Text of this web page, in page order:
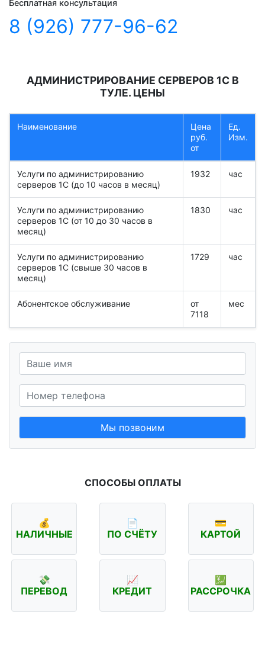
Бесплатная консультация
8 (926) 777-96-62
АДМИНИСТРИРОВАНИЕ СЕРВЕРОВ 1С В
ТУЛЕ. ЦЕНЫ
Наименование
Цена
руб.
от
Ед.
Изм.
Услуги по администрированию
серверов 1С (до 10 часов в месяц)
1932 час
Услуги по администрированию
серверов 1С (от 10 до 30 часов в
месяц)
1830 час
Услуги по администрированию
серверов 1С (свыше 30 часов в
месяц)
1729 час
Абонентское обслуживание
от
7118
мес
Мы позвоним
СПОСОБЫ ОПЛАТЫ
💰
НАЛИЧНЫЕ
📄
ПО СЧЁТУ
💳
КАРТОЙ
💸
ПЕРЕВОД
📈
КРЕДИТ
💹
РАССРОЧКА